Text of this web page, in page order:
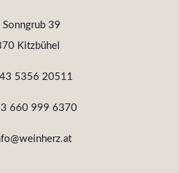
Sonngrub 39
Kitzbühel
5356 20511
660 999 6370